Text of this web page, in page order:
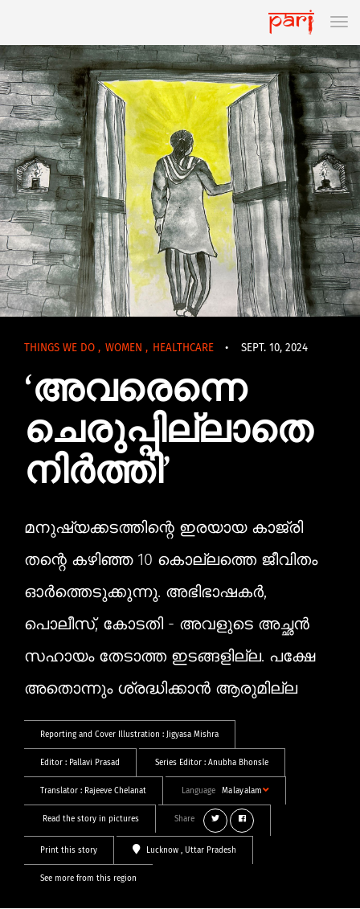
THINGS WE DO , WOMEN , HEALTHCARE • SEPT. 10, 2024
‘അവരെന്നെ
ചെരുപ്പില്ലാതെ
നിർത്തി’
മനുഷ്യക്കടത്തിന്റെ ഇരയായ കാജ്രി
തന്റെ കഴിഞ്ഞ 10 കൊല്ലത്തെ ജീവിതം
ഓർത്തെടുക്കുന്നു. അഭിഭാഷകർ,
പൊലീസ്, കോടതി - അവളുടെ അച്ഛൻ
സഹായം തേടാത്ത ഇടങ്ങളില്ല. പക്ഷേ
അതൊന്നും ശ്രദ്ധിക്കാൻ ആരുമില്ല
Reporting and Cover Illustration : Jigyasa Mishra
Editor : Pallavi Prasad Series Editor : Anubha Bhonsle
Translator : Rajeeve Chelanat Language Malayalam
Read the story in pictures Share
Print this story Lucknow , Uttar Pradesh
See more from this region